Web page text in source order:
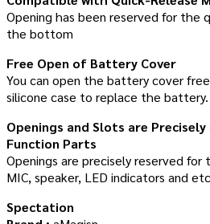
Opening has been reserved for the
the bottom
Free Open of Battery Cover
You can open the battery cover
silicone case to replace the battery.
Openings and Slots are
Function Parts
Openings are precisely reserved
MIC, speaker, LED indicators and
Spectation